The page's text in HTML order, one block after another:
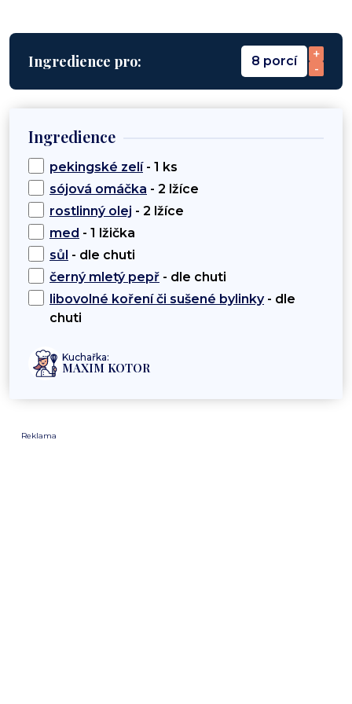
Ingredience pro: 8 porcí
+
-
Ingredience
pekingské zelí- 1 ks
sójová omáčka - 2 lžíce
rostlinný olej - 2 lžíce
med - 1 lžička
sůl - dle chuti
černý mletý pepř - dle chuti
libovolné koření či sušené bylinky- dle
chuti
Kuchařka:
MAXIM KOTOR
Reklama